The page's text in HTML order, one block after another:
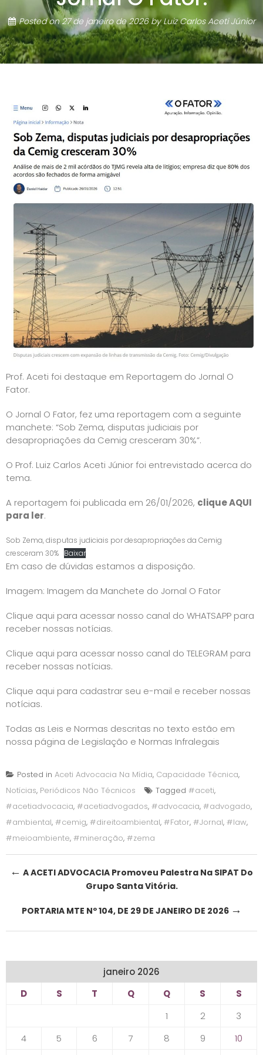
Posted on27 de janeiro de 2026byLuiz Carlos Aceti Júnior
Prof. Aceti foi destaque em Reportagem do Jornal O
Fator.
O Jornal O Fator, fez uma reportagem com a seguinte
manchete: “Sob Zema, disputas judiciais por
desapropriações da Cemig cresceram 30%”.
O Prof. Luiz Carlos Aceti Júnior foi entrevistado acerca do
tema.
A reportagem foi publicada em 26/01/2026, clique AQUI
para ler.
Sob Zema, disputas judiciais por desapropriações da Cemig
cresceram 30% Baixar
Em caso de dúvidas estamos a disposição.
Imagem: Imagem da Manchete do Jornal O Fator
Clique aqui para acessar nosso canal do WHATSAPP para
receber nossas notícias.
Clique aqui para acessar nosso canal do TELEGRAM para
receber nossas notícias.
Clique aqui para cadastrar seu e-mail e receber nossas
notícias.
Todas as Leis e Normas descritas no texto estão em
nossa página de Legislação e Normas Infralegais
Posted in Aceti Advocacia Na Mídia, Capacidade Técnica,
Notícias, Periódicos Não Técnicos Tagged #aceti,
#acetiadvocacia, #acetiadvogados, #advocacia, #advogado,
#ambiental, #cemig, #direitoambiental, #Fator, #Jornal, #law,
#meioambiente, #mineração, #zema
Post
navigation
← A ACETI ADVOCACIA Promoveu Palestra Na SIPAT Do
Grupo Santa Vitória.
PORTARIA MTE Nº 104, DE 29 DE JANEIRO DE 2026 →
janeiro 2026
D
S T Q Q S
S
1
2
3
4
5 6 7 8 9
10